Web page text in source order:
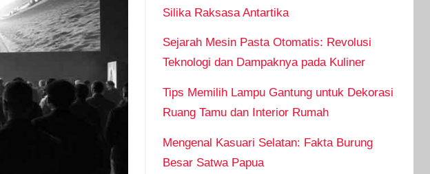
Silika Raksasa Antartika
Sejarah Mesin Pasta Otomatis: Revolusi
Teknologi dan Dampaknya pada Kuliner
Tips Memilih Lampu Gantung untuk Dekorasi
Ruang Tamu dan Interior Rumah
Mengenal Kasuari Selatan: Fakta Burung
Besar Satwa Papua